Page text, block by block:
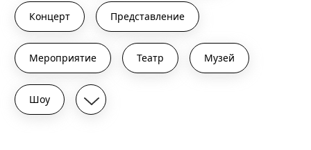
Концерт Представление
Мероприятие Театр Музей
Шоу